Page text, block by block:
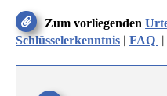
Zum vorliegenden
Schlüsselerkenntnis | FAQ |